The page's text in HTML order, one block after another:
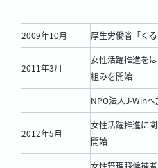
2009年10月 厚生労働省「く
2011年3月
女性活躍推進を
組みを開始
NPO法人J-Winへ
2012年5月
女性活躍推進に
開始